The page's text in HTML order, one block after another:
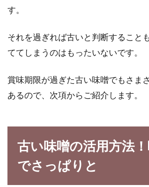
栄養がたっぷり詰まっ
方の食品です。...
軽な手作り甘酒
アミノ酸を豊富に含み
す。
それを過ぎれば古いと判断すること
ててしまうのはもったいないです。
賞味期限が過ぎた古い味噌でもさま
あるので、次項からご紹介します。
古い味噌の活用方法
でさっぱりと